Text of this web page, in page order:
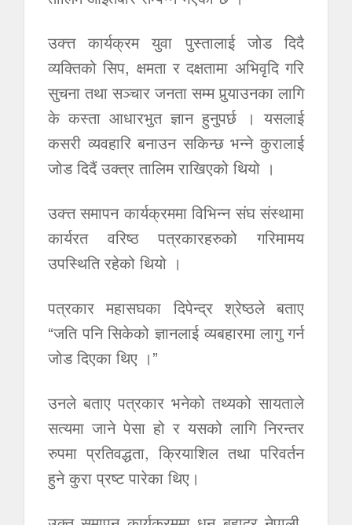
उक्त्त कार्यक्रम युवा पुस्तालाई जोड दिदै
व्यक्तिको सिप, क्षमता र दक्षतामा अभिवृदि गरि
सुचना तथा सञ्चार जनता सम्म पुर्‍याउनका लागि
के कस्ता आधारभुत ज्ञान हुनुपर्छ । यसलाई
कसरी व्यवहारि बनाउन सकिन्छ भन्ने कुरालाई
जोड दिदैं उक्त्र तालिम राखिएको थियो ।
उक्त्त समापन कार्यक्रममा विभिन्न संघ संस्थामा
कार्यरत वरिष्ठ पत्रकारहरुको गरिमामय
उपस्थिति रहेको थियो ।
पत्रकार महासघका दिपेन्द्र श्रेष्ठले बताए
“जति पनि सिकेको ज्ञानलाई व्यबहारमा लागु गर्न
जोड दिएका थिए ।”
उनले बताए पत्रकार भनेको तथ्यको सायताले
सत्यमा जाने पेसा हो र यसको लागि निरन्तर
रुपमा प्रतिवद्धता, क्रियाशिल तथा परिवर्तन
हुने कुरा प्रष्ट पारेका थिए।